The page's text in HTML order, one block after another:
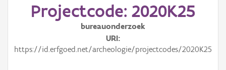
Projectcode: 2020K25
bureauonderzoek
URI
https://id.erfgoed.net/archeologie/projectcodes/2020K25